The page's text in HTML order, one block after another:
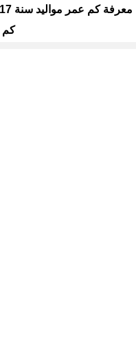
كم